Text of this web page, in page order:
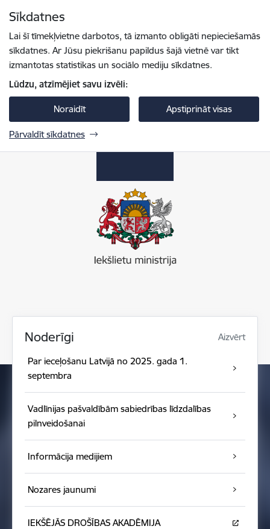
Sīkdatnes
Lai šī tīmekļvietne darbotos, tā izmanto obligāti nepieciešamās
sīkdatnes. Ar Jūsu piekrišanu papildus šajā vietnē var tikt
izmantotas statistikas un sociālo mediju sīkdatnes.
Lūdzu, atzīmējiet savu izvēli:
Noraidīt Apstiprināt visas
Pārvaldīt sīkdatnes
Noderīgi Aizvērt
Par ieceļošanu Latvijā no 2025. gada 1.
septembra
Vadlīnijas pašvaldībām sabiedrības līdzdalības
pilnveidošanai
Informācija medijiem
Nozares jaunumi
IEKŠĒJĀS DROŠĪBAS AKADĒMIJA